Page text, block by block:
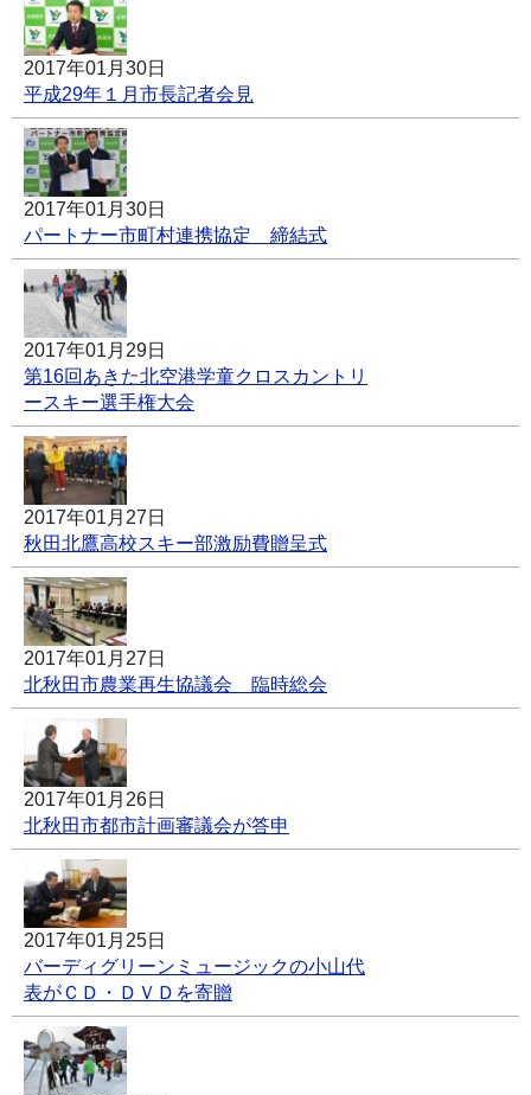
2017年01月30日
平成29年１月市長記者会見
2017年01月30日
パートナー市町村連携協定 締結式
2017年01月29日
第16回あきた北空港学童クロスカントリ
ースキー選手権大会
2017年01月27日
秋田北鷹高校スキー部激励費贈呈式
2017年01月27日
北秋田市農業再生協議会 臨時総会
2017年01月26日
北秋田市都市計画審議会が答申
2017年01月25日
バーディグリーンミュージックの小山代
表がＣＤ・ＤＶＤを寄贈